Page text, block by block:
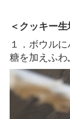
＜クッキー生
１．ボウル
糖を加えふわ